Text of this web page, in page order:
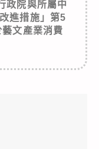
政院與所屬中
進措施」第5
文產業消費